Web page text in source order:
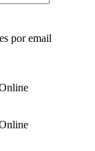
por email